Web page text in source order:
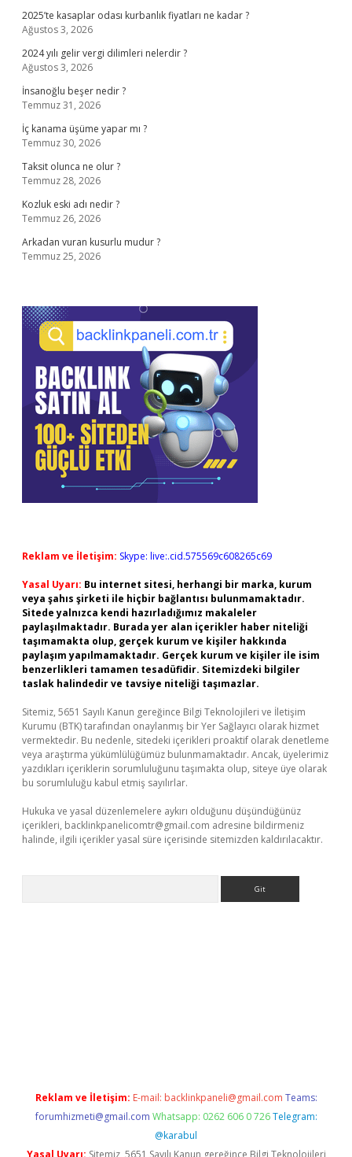
2025’te kasaplar odası kurbanlık fiyatları ne kadar ?
Ağustos 3, 2026
2024 yılı gelir vergi dilimleri nelerdir ?
Ağustos 3, 2026
İnsanoğlu beşer nedir ?
Temmuz 31, 2026
İç kanama üşüme yapar mı ?
Temmuz 30, 2026
Taksit olunca ne olur ?
Temmuz 28, 2026
Kozluk eski adı nedir ?
Temmuz 26, 2026
Arkadan vuran kusurlu mudur ?
Temmuz 25, 2026
Reklam ve İletişim: Skype: live:.cid.575569c608265c69
Yasal Uyarı: Bu internet sitesi, herhangi bir marka, kurum
veya şahıs şirketi ile hiçbir bağlantısı bulunmamaktadır.
Sitede yalnızca kendi hazırladığımız makaleler
paylaşılmaktadır. Burada yer alan içerikler haber niteliği
taşımamakta olup, gerçek kurum ve kişiler hakkında
paylaşım yapılmamaktadır. Gerçek kurum ve kişiler ile isim
benzerlikleri tamamen tesadüfidir. Sitemizdeki bilgiler
taslak halindedir ve tavsiye niteliği taşımazlar.
Sitemiz, 5651 Sayılı Kanun gereğince Bilgi Teknolojileri ve İletişim
Kurumu (BTK) tarafından onaylanmış bir Yer Sağlayıcı olarak hizmet
vermektedir. Bu nedenle, sitedeki içerikleri proaktif olarak denetleme
veya araştırma yükümlülüğümüz bulunmamaktadır. Ancak, üyelerimiz
yazdıkları içeriklerin sorumluluğunu taşımakta olup, siteye üye olarak
bu sorumluluğu kabul etmiş sayılırlar.
Hukuka ve yasal düzenlemelere aykırı olduğunu düşündüğünüz
içerikleri, backlinkpanelicomtr@gmail.com adresine bildirmeniz
halinde, ilgili içerikler yasal süre içerisinde sitemizden kaldırılacaktır.
Reklam ve İletişim: E-mail: backlinkpaneli@gmail.com Teams:
forumhizmeti@gmail.com Whatsapp: 0262 606 0 726 Telegram:
@karabul
Yasal Uyarı: Sitemiz, 5651 Sayılı Kanun gereğince Bilgi Teknolojileri